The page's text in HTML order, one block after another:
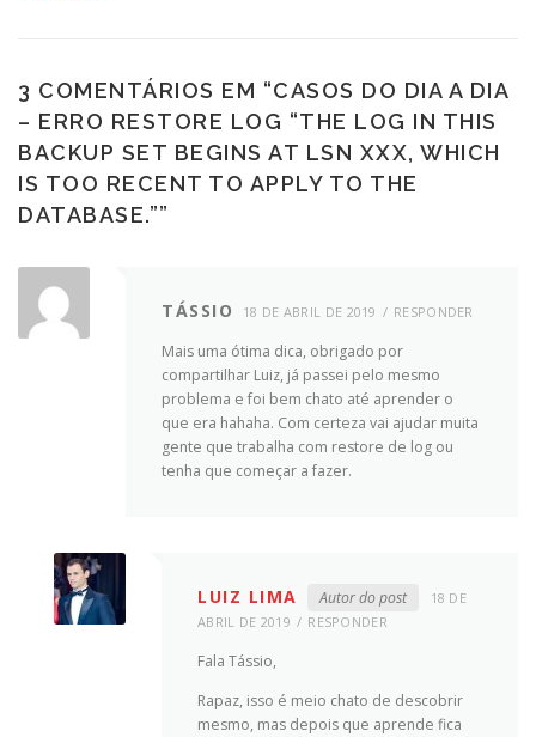
3 COMENTÁRIOS EM “CASOS DO DIA A DIA
– ERRO RESTORE LOG “THE LOG IN THIS
BACKUP SET BEGINS AT LSN XXX, WHICH
IS TOO RECENT TO APPLY TO THE
DATABASE.””
TÁSSIO 18 DE ABRIL DE 2019 RESPONDER
Mais uma ótima dica, obrigado por
compartilhar Luiz, já passei pelo mesmo
problema e foi bem chato até aprender o
que era hahaha. Com certeza vai ajudar muita
gente que trabalha com restore de log ou
tenha que começar a fazer.
LUIZ LIMA Autor do post
18 DE
ABRIL DE 2019
RESPONDER
Fala Tássio,
Rapaz, isso é meio chato de descobrir
mesmo, mas depois que aprende fica